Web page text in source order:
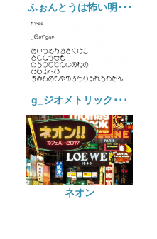
ふぉんとうは怖い明･･･
g_ジオメトリック･･･
ネオン